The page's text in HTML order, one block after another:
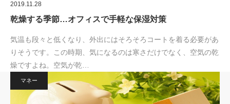
2019.11.28
乾燥する季節…オフィスで手軽な保湿対策
気温も段々と低くなり、外出にはそろそろコートを着る必要があ
りそうです。この時期、気になるのは寒さだけでなく、空気の乾
燥ですよね。空気が乾…
マネー